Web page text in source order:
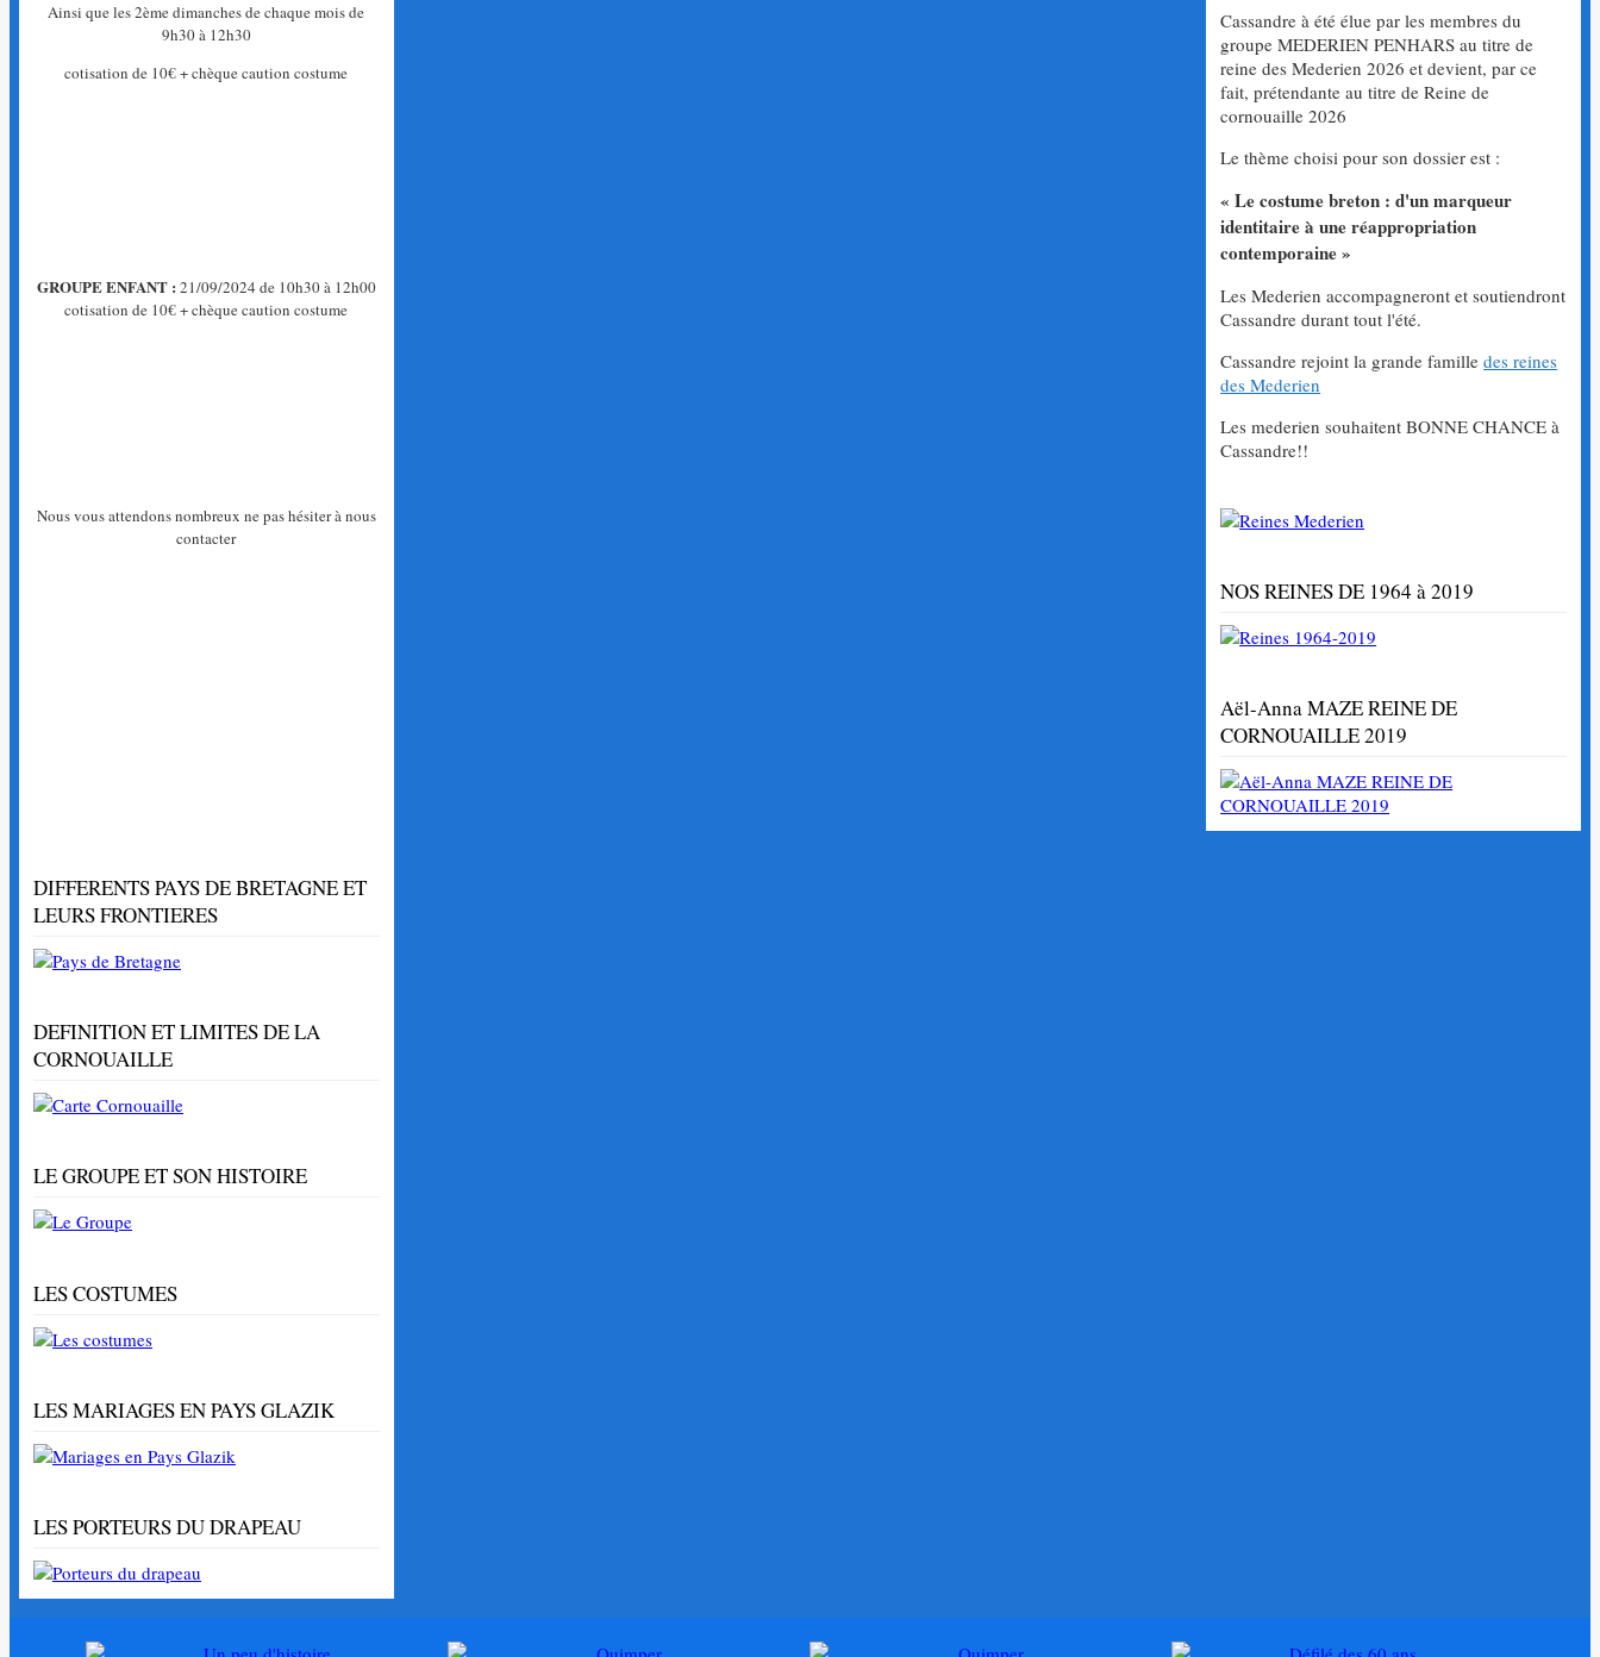
Ainsi que les 2ème dimanches de chaque mois de
9h30 à 12h30
cotisation de 10€ + chèque caution costume
GROUPE ENFANT : 21/09/2024 de 10h30 à 12h00
cotisation de 10€ + chèque caution costume
Nous vous attendons nombreux ne pas hésiter à nous
contacter
DIFFERENTS PAYS DE BRETAGNE ET
LEURS FRONTIERES
DEFINITION ET LIMITES DE LA
CORNOUAILLE
LE GROUPE ET SON HISTOIRE
LES COSTUMES
LES MARIAGES EN PAYS GLAZIK
LES PORTEURS DU DRAPEAU
Cassandre à été élue par les membres du
groupe MEDERIEN PENHARS au titre de
reine des Mederien 2026 et devient, par ce
fait, prétendante au titre de Reine de
cornouaille 2026
Le thème choisi pour son dossier est :
« Le costume breton : d'un marqueur
identitaire à une réappropriation
contemporaine »
Les Mederien accompagneront et soutiendront
Cassandre durant tout l'été.
Cassandre rejoint la grande familledes reines
des Mederien
Les mederien souhaitent BONNE CHANCE à
Cassandre!!
NOS REINES DE 1964 à 2019
Aël-Anna MAZE REINE DE
CORNOUAILLE 2019